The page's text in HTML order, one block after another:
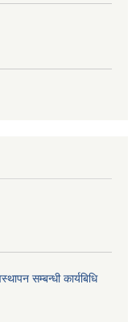
सम्बन्धी कार्यबिधि